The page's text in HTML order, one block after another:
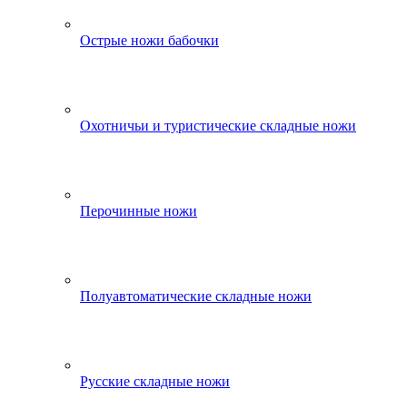
Острые ножи бабочки
Охотничьи и туристические складные ножи
Перочинные ножи
Полуавтоматические складные ножи
Русские складные ножи